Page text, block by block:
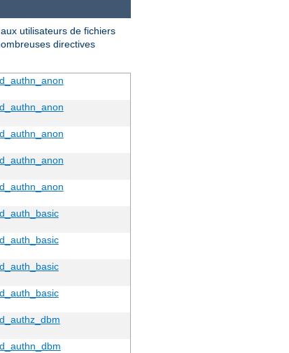
utilisateurs de fichiers
directives